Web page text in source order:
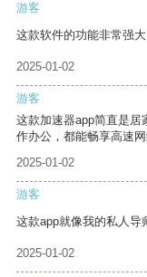
游客
这款软件的功能非常强
2025-01-02
游客
这款加速器app简直是居
作办公，都能畅享高速
2025-01-02
游客
这款app就像我的私人导
2025-01-02